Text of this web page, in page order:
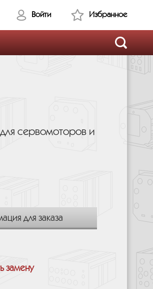
Войти Избранное
сервомоторов и
для заказа
замену